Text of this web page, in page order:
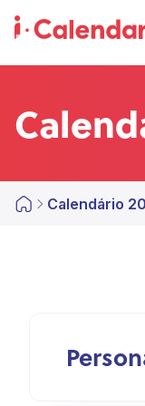
Calendário